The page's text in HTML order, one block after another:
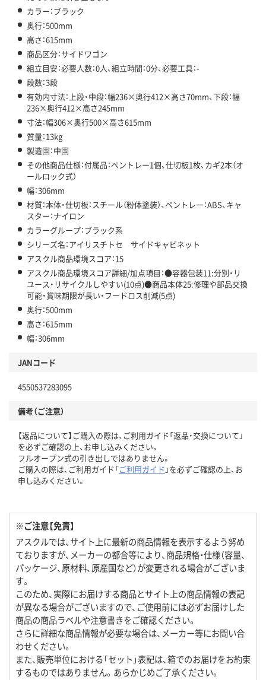
カラー：ブラック
奥行：500mm
高さ：615mm
商品区分：サイドワゴン
組立目安：必要人数：0人、組立時間：0分、必要工具：-
段数：3段
有効内寸法：上段・中段：幅236×奥行412×高さ70mm、下段：幅
236×奥行412×高さ245mm
寸法：幅306×奥行500×高さ615mm
質量：13kg
製造国：中国
その他商品仕様：付属品：ペントレー1個、仕切板1枚、カギ2本（オ
ールロック式）
幅：306mm
材質：本体・仕切板：スチール（粉体塗装）、ペントレー：ABS、キャ
スター：ナイロン
カラーグループ：ブラック系
シリーズ名：アイリスチトセ サイドキャビネット
アスクル商品環境スコア：15
アスクル商品環境スコア詳細/加点項目：●容器包装11:分別・リ
ユース・リサイクルしやすい(10点)●商品本体25:修理や部品交換
可能・賞味期限が長い・フードロス削減(5点)
奥行：500mm
高さ：615mm
幅：306mm
JANコード
4550537283095
備考（ご注意）
【返品について】ご購入の際は、ご利用ガイド「返品・交換について」
を必ずご確認の上、お申し込みください。
フルオープン式の引き出しではありません。
ご購入の際は、ご利用ガイド「ご利用ガイド 」を必ずご確認の上、お
申し込みください。
※ご注意【免責】
アスクルでは、サイト上に最新の商品情報を表示するよう努め
ておりますが、メーカーの都合等により、商品規格・仕様（容量、
パッケージ、原材料、原産国など）が変更される場合がございま
す。
このため、実際にお届けする商品とサイト上の商品情報の表記
が異なる場合がございますので、ご使用前には必ずお届けした
商品の商品ラベルや注意書きをご確認ください。
さらに詳細な商品情報が必要な場合は、メーカー等にお問い合
わせください。
また、販売単位における「セット」表記は、箱でのお届けをお約束
するものではありません。あらかじめご了承ください。